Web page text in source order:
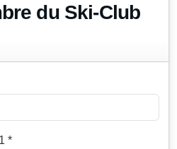
du Ski-Club
*